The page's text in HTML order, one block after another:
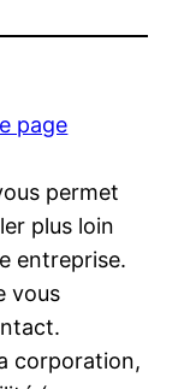
page
permet
plus loin
entreprise.
vous
corporation,